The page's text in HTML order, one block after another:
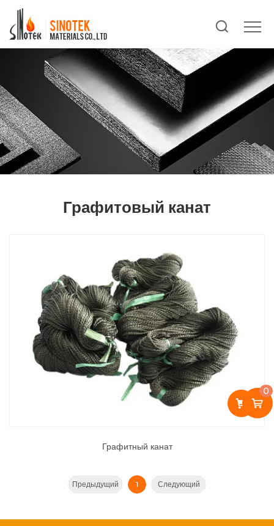
Графитовый канат
Графитный канат
Предыдущий 1 Следующий
0